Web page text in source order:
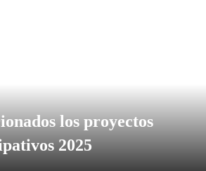
los proyectos
2025